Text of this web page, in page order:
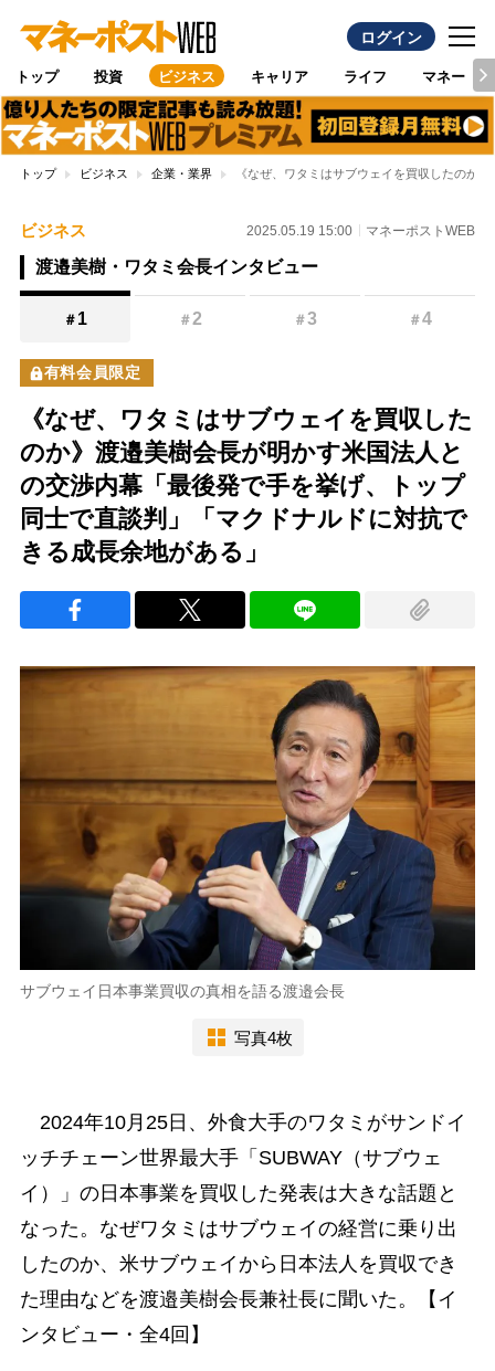
ログイン
トップ 投資 ビジネス キャリア ライフ マネー
トップ ビジネス 企業・業界 《なぜ、ワタミはサブウェイを買収したのか
ビジネス 2025.05.19 15:00 マネーポストWEB
渡邉美樹・ワタミ会長インタビュー
＃ 1 ＃2 ＃3 ＃4
有料会員限定
《なぜ、ワタミはサブウェイを買収した
のか》渡邉美樹会長が明かす米国法人と
の交渉内幕「最後発で手を挙げ、トップ
同士で直談判」「マクドナルドに対抗で
きる成長余地がある」
サブウェイ日本事業買収の真相を語る渡邉会長
写真4枚
2024年10月25日、外食大手のワタミがサンドイ
ッチチェーン世界最大手「SUBWAY（サブウェ
イ）」の日本事業を買収した発表は大きな話題と
なった。なぜワタミはサブウェイの経営に乗り出
したのか、米サブウェイから日本法人を買収でき
た理由などを渡邉美樹会長兼社長に聞いた。【イ
ンタビュー・全4回】